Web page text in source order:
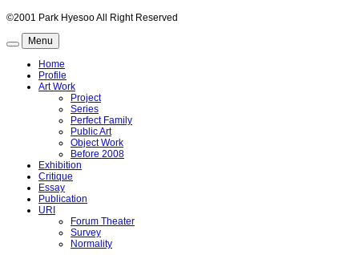
©2001 Park Hyesoo All Right Reserved
Menu
Home
Profile
Art Work
Project
Series
Perfect Family
Public Art
Object Work
Before 2008
Exhibition
Critique
Essay
Publication
URI
Forum Theater
Survey
Normality